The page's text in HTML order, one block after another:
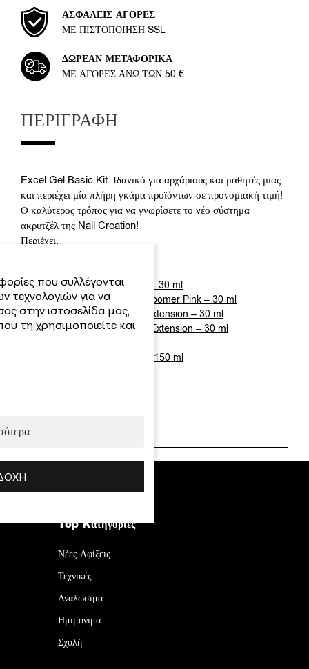
ΑΣΦΑΛΕΊΣ ΑΓΟΡΈΣ
ΜΕ ΠΙΣΤΟΠΟΊΗΣΗ SSL
ΔΩΡΕΆΝ ΜΕΤΑΦΟΡΙΚΆ
ΜΕ ΑΓΟΡΈΣ ΆΝΩ ΤΩΝ 50 €
ΠΕΡΙΓΡΑΦΉ
Excel Gel Basic Kit. Ιδανικό για αρχάριους και μαθητές μιας
και περιέχει μία πλήρη γκάμα προϊόντων σε προνομιακή τιμή!
Ο καλύτερος τρόπος για να γνωρίσετε το νέο σύστημα
ακρυτζέλ της Nail Creation!
Περιέχει:
Excel Gel 2.0 – Clear – 30 ml
Excel Gel 2.0 – Babyboomer Pink – 30 ml
Excel Gel 2.0 – Pink Extension – 30 ml
Excel Gel 2.0 – Nude Extension – 30 ml
Excel Gel – Solution – 150 ml
Top Kατηγορίες
Νέες Αφίξεις
Τεχνικές
Αναλώσιμα
Ημιμόνιμα
Σχολή
που συλλέγονται
τεχνολογιών για να
στην ιστοσελίδα μας,
τη χρησιμοποιείτε και